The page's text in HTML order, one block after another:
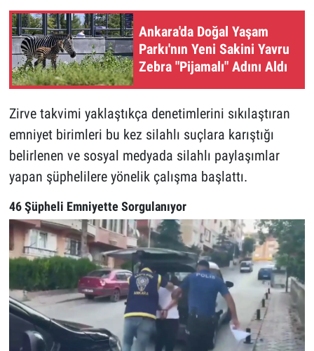
Ankara'da Doğal Yaşam
Parkı'nın Yeni Sakini Yavru
Zebra "Pijamalı" Adını Aldı
Zirve takvimi yaklaştıkça denetimlerini sıkılaştıran
emniyet birimleri bu kez silahlı suçlara karıştığı
belirlenen ve sosyal medyada silahlı paylaşımlar
yapan şüphelilere yönelik çalışma başlattı.
46 Şüpheli Emniyette Sorgulanıyor